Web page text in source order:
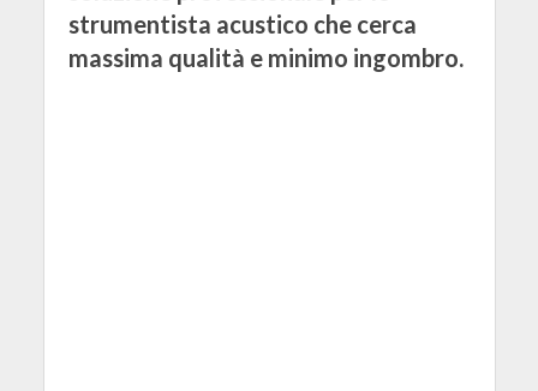
strumentista acustico che cerca
massima qualità e minimo ingombro.